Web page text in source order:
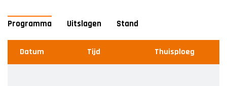
Programma Uitslagen Stand
Datum Tijd Thuisploeg
Datum Uitploeg
#